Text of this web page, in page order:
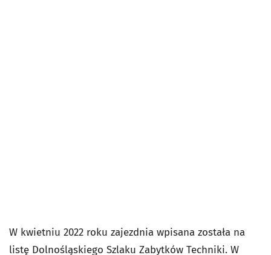
W kwietniu 2022 roku zajezdnia wpisana została na
listę Dolnośląskiego Szlaku Zabytków Techniki. W